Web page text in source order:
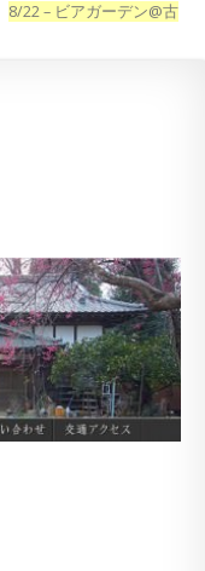
8/22 – ビアガーデン@古